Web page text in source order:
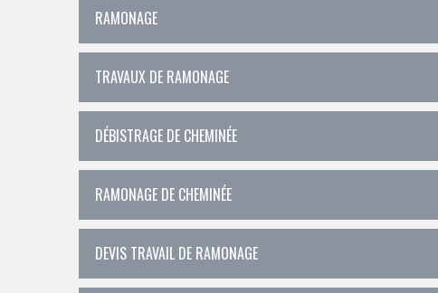
RAMONAGE
TRAVAUX DE RAMONAGE
DÉBISTRAGE DE CHEMINÉE
RAMONAGE DE CHEMINÉE
DEVIS TRAVAIL DE RAMONAGE